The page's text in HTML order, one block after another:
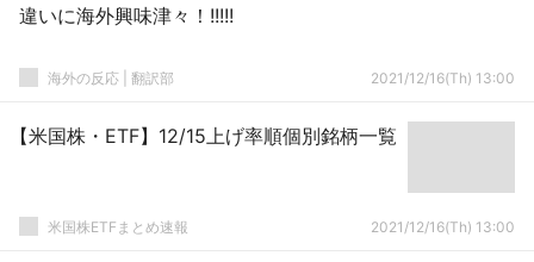
違いに海外興味津々！!!!!!
海外の反応 | 翻訳部 2021/12/16(Th) 13:00
【米国株・ETF】12/15上げ率順個別銘柄一覧
米国株ETFまとめ速報 2021/12/16(Th) 13:00